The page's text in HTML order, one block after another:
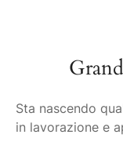
Sta nascendo
in lavorazione e